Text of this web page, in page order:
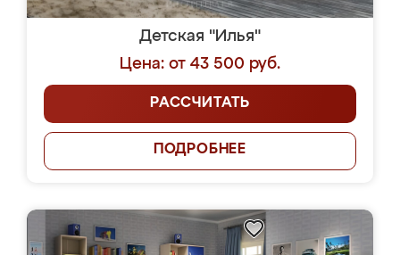
Детская "Илья"
Цена: от 43 500 руб.
РАССЧИТАТЬ
ПОДРОБНЕЕ